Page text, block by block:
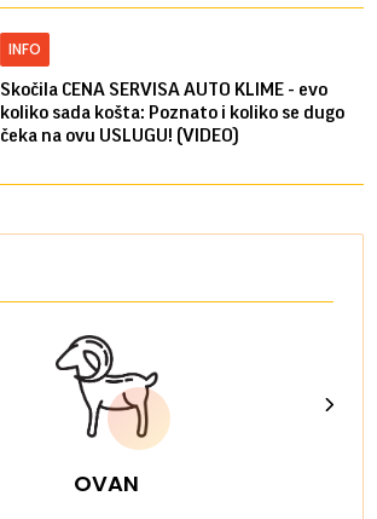
INFO
Skočila CENA SERVISA AUTO KLIME - evo
koliko sada košta: Poznato i koliko se dugo
čeka na ovu USLUGU! (VIDEO)
OVAN